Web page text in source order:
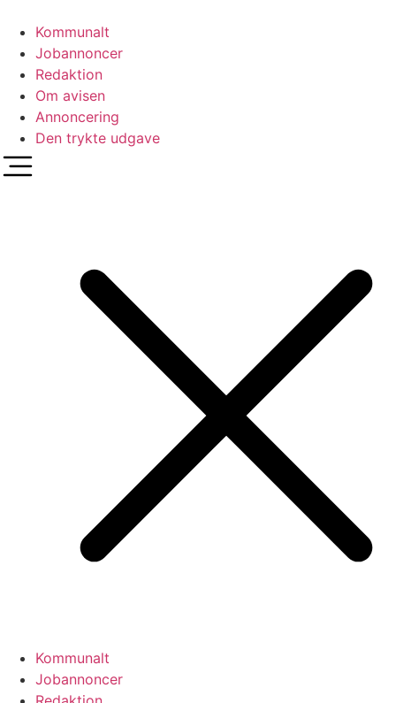
indhold
Kommunalt
Jobannoncer
Redaktion
Om avisen
Annoncering
Den trykte udgave
Kommunalt
Jobannoncer